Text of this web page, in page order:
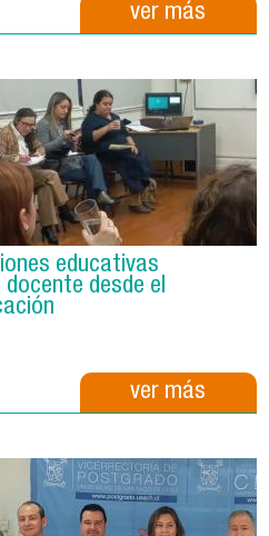
ver más
educativas
desde el
ver más